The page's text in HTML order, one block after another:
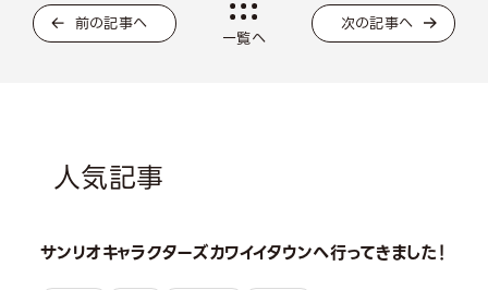
前の記事へ
一覧へ
次の記事へ
人気記事
サンリオキャラクターズカワイイタウンへ行ってきました！